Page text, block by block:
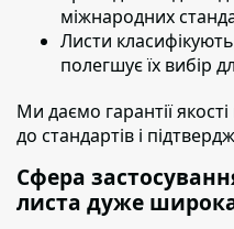
міжнародних
Листи
полегшує їх вибір
Ми даємо гарантії
до стандартів і
Сфера
листа дуже